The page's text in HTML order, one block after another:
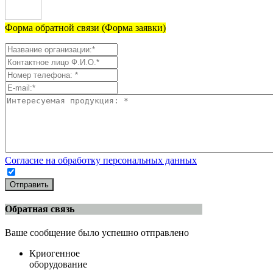
Форма обратной связи (Форма заявки)
Согласие на обработку персональных данных
Отправить
Обратная связь
Ваше сообщение было успешно отправлено
Криогенное
оборудование